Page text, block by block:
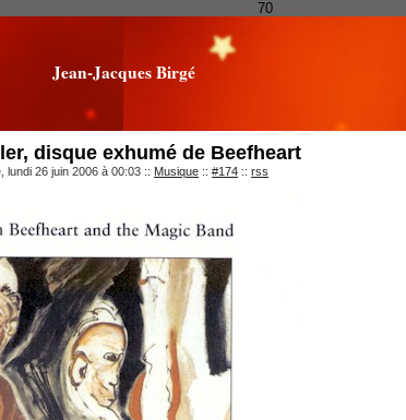
70
Jean-Jacques Birgé
disque exhumé de Beefheart
lundi 26 juin 2006 à 00:03 :: Musique :: #174 :: rss